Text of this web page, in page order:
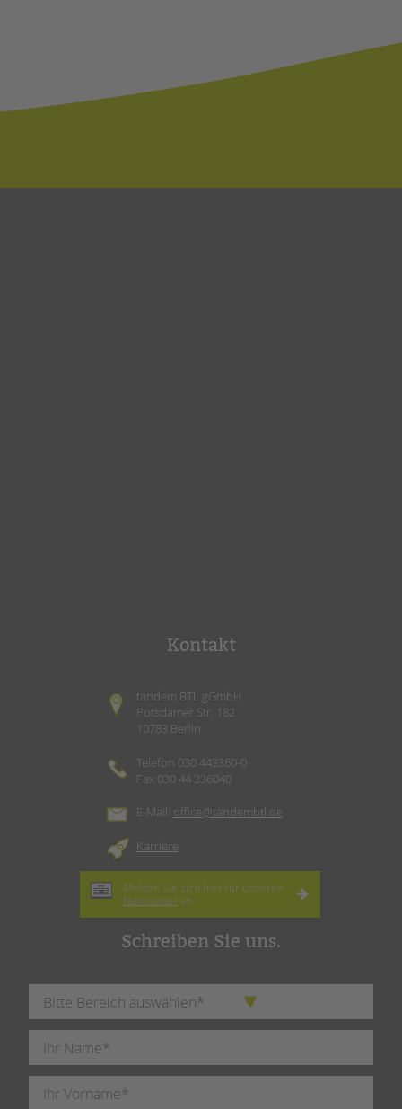
Kontakt
tandem BTL gGmbH
Potsdamer Str. 182
10783 Berlin
Telefon 030 443360-0
Fax 030 44 336040
E-Mail: office@tandembtl.de
Karriere
Melden Sie sich hier für unseren
Newsletter an.
Schreiben Sie uns.